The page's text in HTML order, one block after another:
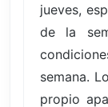
jueves,
de la
semana.
propio